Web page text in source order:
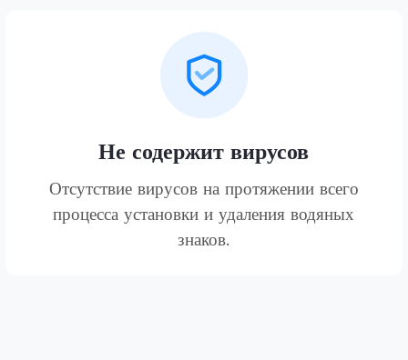
Не содержит вирусов
Отсутствие вирусов на протяжении всего
процесса установки и удаления водяных
знаков.